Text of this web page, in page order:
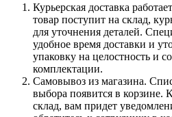
Курьерская доставка
товар поступит на склад,
для уточнения деталей.
удобное время доставки и
упаковку на целостность и
комплектации.
Самовывоз из магазина.
выбора появится в корзине.
склад, вам придет